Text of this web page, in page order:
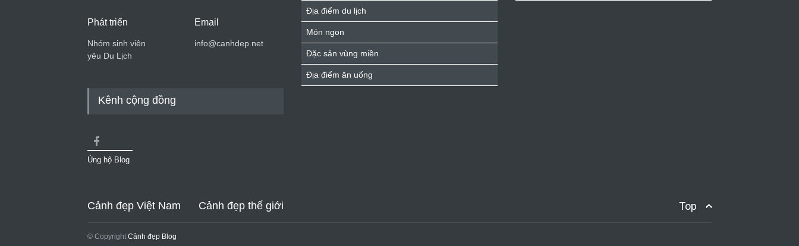
Phát triển
Nhóm sinh viên
yêu Du Lịch
Email
info@canhdep.net
Kênh cộng đồng
Ủng hộ Blog
Địa điểm du lịch
Món ngon
Đặc sản vùng miền
Địa điểm ăn uống
Cảnh đẹp Việt Nam Cảnh đẹp thế giới Top
© Copyright Cảnh đẹp Blog